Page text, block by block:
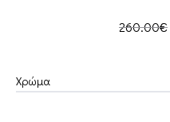
260.00€
Χρώμα